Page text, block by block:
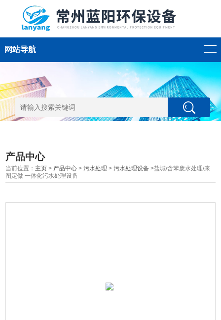
网站导航
产品中心
当前位置： 主页 > 产品中心 >污水处理 >污水处理设备 >盐城/含苯废水处理/来
图定做 一体化污水处理设备